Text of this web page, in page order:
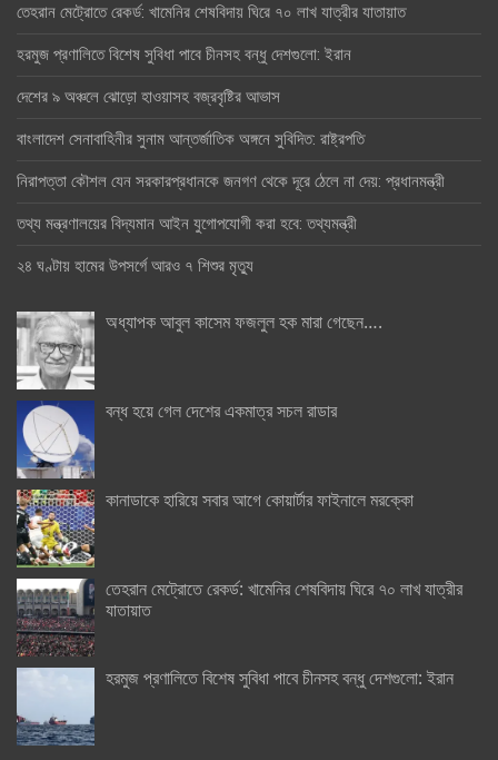
তেহরান মেট্রোতে রেকর্ড: খামেনির শেষবিদায় ঘিরে ৭০ লাখ যাত্রীর যাতায়াত
হরমুজ প্রণালিতে বিশেষ সুবিধা পাবে চীনসহ বন্ধু দেশগুলো: ইরান
দেশের ৯ অঞ্চলে ঝোড়ো হাওয়াসহ বজ্রবৃষ্টির আভাস
বাংলাদেশ সেনাবাহিনীর সুনাম আন্তর্জাতিক অঙ্গনে সুবিদিত: রাষ্ট্রপতি
নিরাপত্তা কৌশল যেন সরকারপ্রধানকে জনগণ থেকে দূরে ঠেলে না দেয়: প্রধানমন্ত্রী
তথ্য মন্ত্রণালয়ের বিদ্যমান আইন যুগোপযোগী করা হবে: তথ্যমন্ত্রী
২৪ ঘণ্টায় হামের উপসর্গে আরও ৭ শিশুর মৃত্যু
অধ্যাপক আবুল কাসেম ফজলুল হক মারা গেছেন….
বন্ধ হয়ে গেল দেশের একমাত্র সচল রাডার
কানাডাকে হারিয়ে সবার আগে কোয়ার্টার ফাইনালে মরক্কো
তেহরান মেট্রোতে রেকর্ড: খামেনির শেষবিদায় ঘিরে ৭০ লাখ যাত্রীর
যাতায়াত
হরমুজ প্রণালিতে বিশেষ সুবিধা পাবে চীনসহ বন্ধু দেশগুলো: ইরান